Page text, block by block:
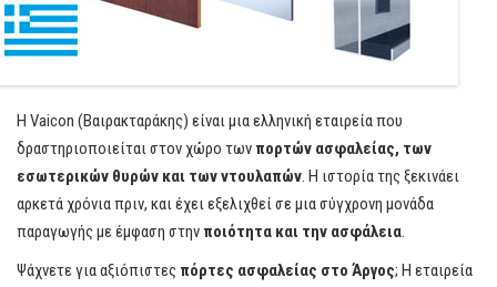
Η Vaicon (Βαιρακταράκης) είναι μια ελληνική εταιρεία που
δραστηριοποιείται στον χώρο των πορτών ασφαλείας, των
εσωτερικών θυρών και των ντουλαπών. Η ιστορία της ξεκινάει
αρκετά χρόνια πριν, και έχει εξελιχθεί σε μια σύγχρονη μονάδα
παραγωγής με έμφαση στην ποιότητα και την ασφάλεια.
Ψάχνετε για αξιόπιστες πόρτες ασφαλείας στο Άργος; Η εταιρεία